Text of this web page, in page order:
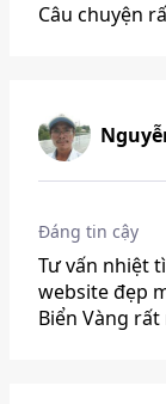
Câu chuyện
Đáng tin cậy
Tư vấn nhiệt
website đẹp
Biển Vàng rất